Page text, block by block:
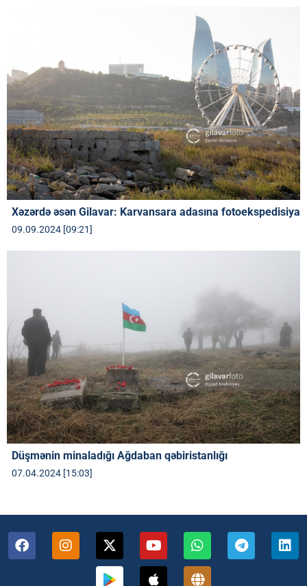
Xəzərdə əsən Gilavar: Karvansara adasına fotoekspedisiya
09.09.2024 [09:21]
Düşmənin minaladığı Ağdaban qəbiristanlığı
07.04.2024 [15:03]